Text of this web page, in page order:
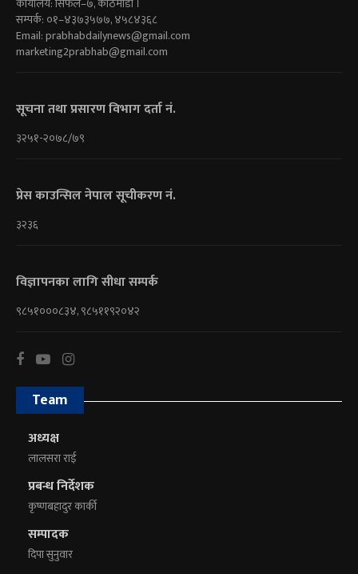
कार्यालय: सिफल–७, काठमाडौं ।
सम्पर्क: ०१–४३७३५७७, ४५८४३६८
Email:prabhabdailynews@gmail.com
marketing2prabhab@gmail.com
सूचना तथा प्रसारण विभाग दर्ता नं.
३२५१-२०७८/७९
प्रेस काउन्सिल नेपाल सूचीकरण नं.
३२३६
विज्ञापनका लागि सीधा सम्पर्क
९८५१०००८३४, ९८५११९२०४२
Team
अध्यक्ष
लालसरा राई
प्रबन्ध निर्देशक
कृष्णबहादुर कार्की
सम्पादक
दिपा सुनुवार